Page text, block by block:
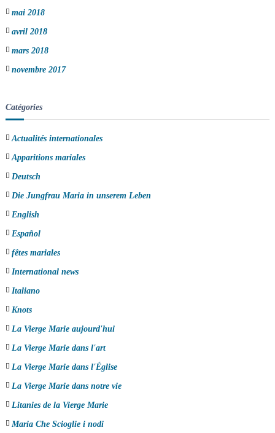
mai 2018
avril 2018
mars 2018
novembre 2017
Catégories
Actualités internationales
Apparitions mariales
Deutsch
Die Jungfrau Maria in unserem Leben
English
Español
fêtes mariales
International news
Italiano
Knots
La Vierge Marie aujourd'hui
La Vierge Marie dans l'art
La Vierge Marie dans l'Église
La Vierge Marie dans notre vie
Litanies de la Vierge Marie
Maria Che Scioglie i nodi